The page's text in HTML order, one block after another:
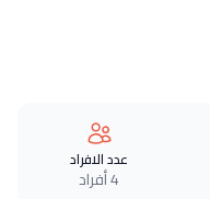
عدد الافراد
4 أفراد